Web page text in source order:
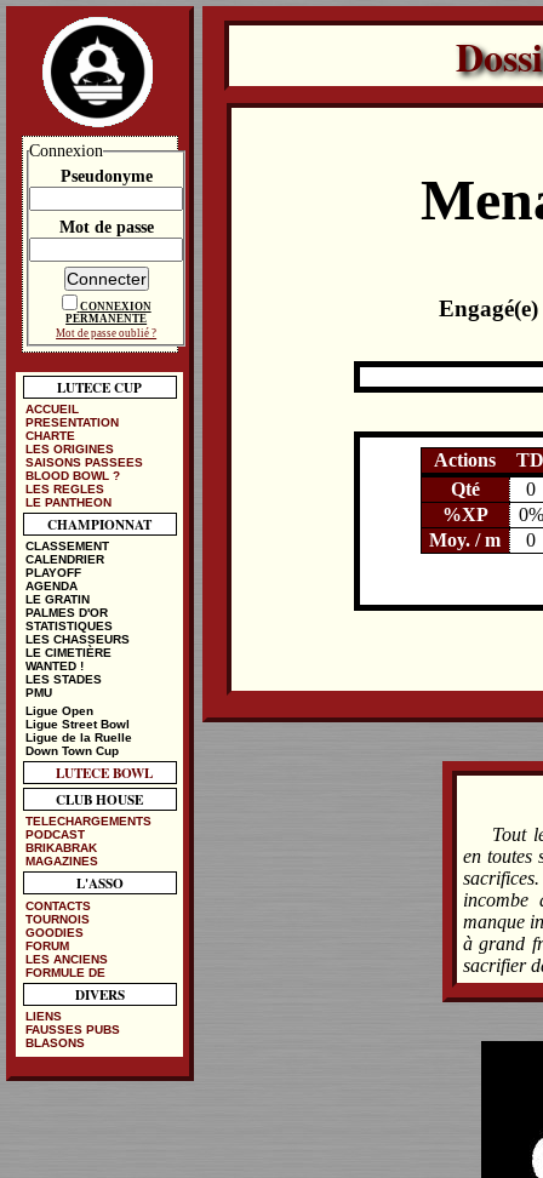
Actions
Qté
0
%XP
0%
Moy. / m
0
Tout
en toutes
incombe
manque
à grand
sacrifier
Connexion
Pseudonyme
Mot de passe
CONNEXION
PERMANENTE
Mot de passe oublié ?
LUTECE CUP
ACCUEIL
PRESENTATION
CHARTE
LES ORIGINES
SAISONS PASSEES
BLOOD BOWL ?
LES REGLES
LE PANTHEON
CHAMPIONNAT
CLASSEMENT
CALENDRIER
PLAYOFF
AGENDA
LE GRATIN
PALMES D'OR
STATISTIQUES
LES CHASSEURS
LE CIMETIÈRE
WANTED !
LES STADES
PMU
Ligue Open
Ligue Street Bowl
Ligue de la Ruelle
Down Town Cup
LUTECE BOWL
CLUB HOUSE
TELECHARGEMENTS
PODCAST
BRIKABRAK
MAGAZINES
L'ASSO
CONTACTS
TOURNOIS
GOODIES
FORUM
LES ANCIENS
FORMULE DE
DIVERS
LIENS
FAUSSES PUBS
BLASONS